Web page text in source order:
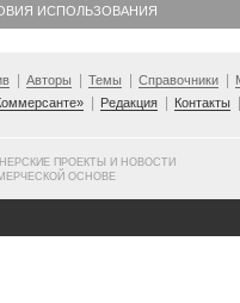
ИСПОЛЬЗОВАНИЯ
Авторы Темы Справочники
Редакция Контакты
ПРОЕКТЫ И НОВОСТИ
ОСНОВЕ